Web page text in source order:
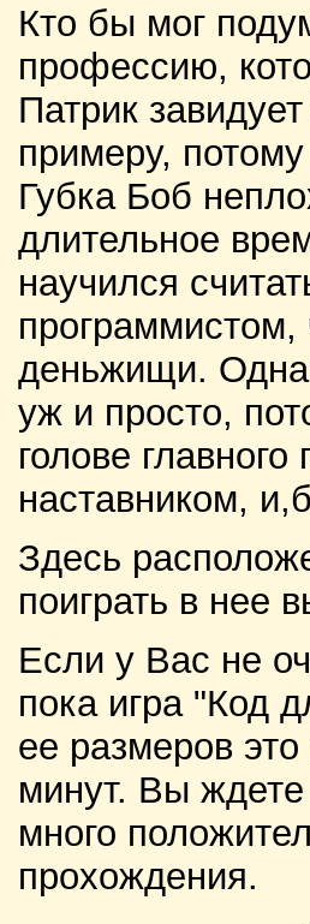
Кто бы мог
профессию,
Патрик
примеру,
Губка Боб
длительное
научился
программистом,
деньжищи.
уж и просто,
голове
наставником,
Здесь
поиграть в нее
Если у Вас не
пока игра "Код
ее размеров это
минут. Вы ждете
много
прохождения.